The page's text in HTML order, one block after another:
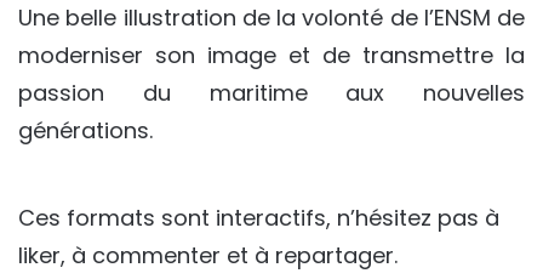
Une belle illustration de la volonté de l’ENSM de
moderniser son image et de transmettre la
passion du maritime aux nouvelles
générations.
Ces formats sont interactifs, n’hésitez pas à
liker, à commenter et à repartager.